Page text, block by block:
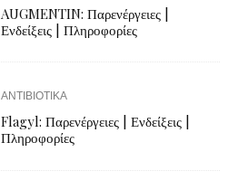
AUGMENTIN: Παρενέργειες |
Ενδείξεις | Πληροφορίες
ΑΝΤΙΒΙΟΤΙΚΑ
Flagyl: Παρενέργειες | Ενδείξεις |
Πληροφορίες